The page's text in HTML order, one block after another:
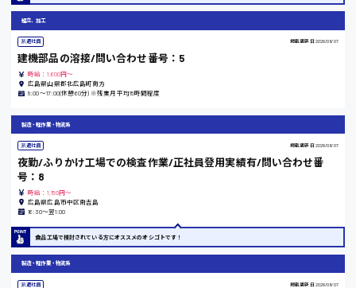
竹原市
熊本県
東京都
島根県
香川県
時給1200円〜
組立、加工
派遣社員 掲載更新日 2026/08/07
建機部品の溶接/問い合わせ番号：5
時給：1,600円～
広島県山県郡北広島町南方
8:00〜17:00(休憩60分) ※残業月平均15時間程度
製造・軽作業・物流系
派遣社員 掲載更新日 2026/08/07
夜勤/ふりかけ工場での検査作業/正社員登用実績有/問い合わせ番
号：8
時給：1,150円～
広島県広島市中区南吉島
16:30〜翌1:00
食品工場で検討されている方にオススメのオシゴトです！
製造・軽作業・物流系
派遣社員 掲載更新日 2026/08/07